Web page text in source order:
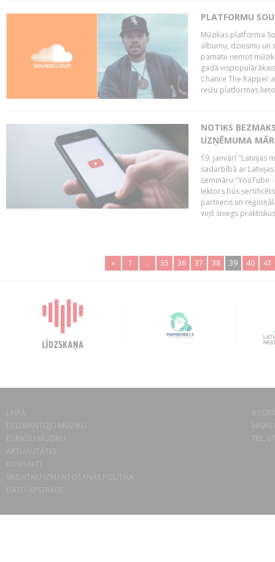
PLATFORMU
Mūzikas platforma
albumu, dziesmu un
pamatu ņemot
gadā
Chance The Rapper
reižu platformas
NOTIKS
UZŅĒMUMA
19. janvārī "Latvijas
sadarbībā ar
semināru "YouTube
lektors būs
partneris un
viņš sniegs
« 1 .. 35 36 37 38 39 40 41
LAIPA
ES IZMANTOJU MŪZIKU
ES RADU MŪZIKU
AKTUALITĀTES
KONTAKTI
SĪKDATŅU IZMANTOŠANAS POLITIKA
DATU APSTRĀDE
TEL.